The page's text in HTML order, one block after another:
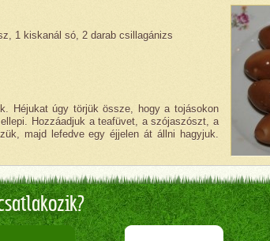
1 kiskanál só, 2 darab csillagánizs
Héjukat úgy törjük össze, hogy a tojásokon
Hozzáadjuk a teafüvet, a szójaszószt, a
majd lefedve egy éjjelen át állni hagyjuk.